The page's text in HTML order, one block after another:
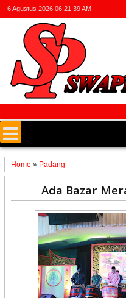
6 Agustus 2026 06:21:39 AM
Home » Padang
Ada Bazar